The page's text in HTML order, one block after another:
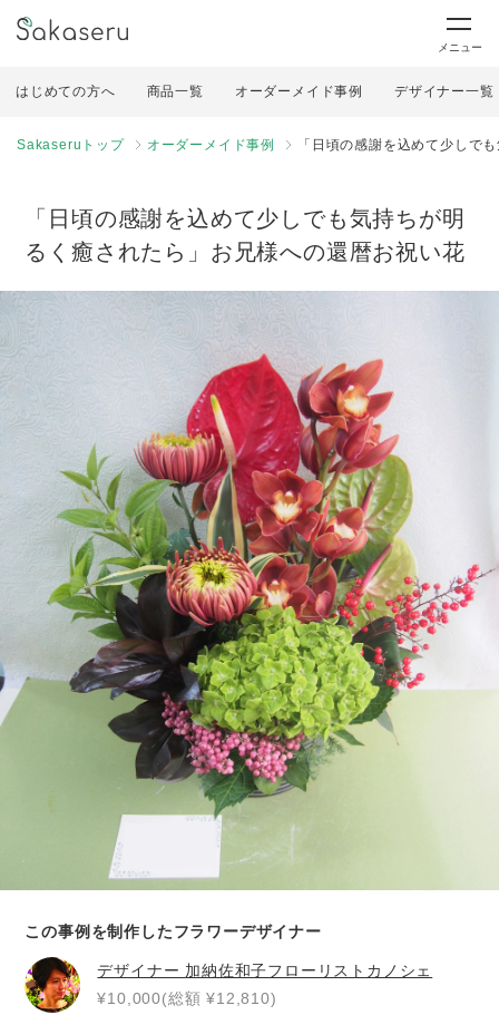
メニュー
はじめての方へ 商品一覧 オーダーメイド事例 デザイナー一覧
Sakaseruトップ オーダーメイド事例 「日頃の感謝を込めて少しで
「日頃の感謝を込めて少しでも気持ちが明
るく癒されたら」お兄様への還暦お祝い花
この事例を制作したフラワーデザイナー
デザイナー 加納佐和子フローリストカノシェ
¥10,000(総額 ¥12,810)